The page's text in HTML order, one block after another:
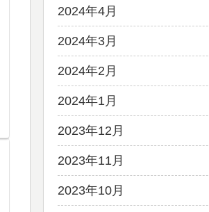
2024年4月
2024年3月
2024年2月
2024年1月
2023年12月
2023年11月
2023年10月